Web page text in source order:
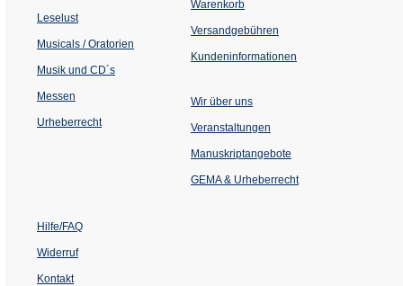
Leselust
Musicals / Oratorien
Musik und CD´s
Messen
Urheberrecht
Warenkorb
Versandgebühren
Kundeninformationen
Wir über uns
Veranstaltungen
einem
Tab)
Manuskriptangebote
GEMA & Urheberrecht
Hilfe/FAQ
Widerruf
Kontakt